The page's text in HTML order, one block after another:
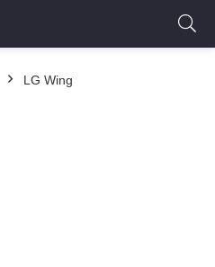
LG Wing